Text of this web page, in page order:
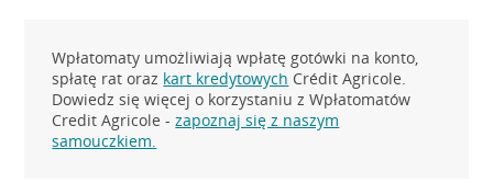
Wpłatomaty umożliwiają wpłatę gotówki na konto,
spłatę rat oraz kart kredytowych Crédit Agricole.
Dowiedz się więcej o korzystaniu z Wpłatomatów
Credit Agricole -zapoznaj się z naszym
samouczkiem.